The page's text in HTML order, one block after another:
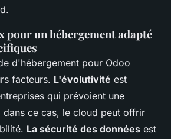
pour un hébergement adapté
d'hébergement pour Odoo
facteurs. L'évolutivité est
qui prévoient une
dans ce cas, le cloud peut offrir
La sécurité des données est